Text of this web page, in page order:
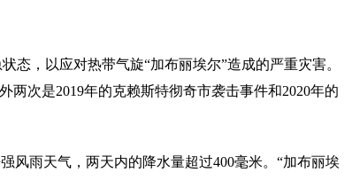
态，以应对热带气旋“加布丽埃尔”造成的严重灾害。
次是2019年的克赖斯特彻奇市袭击事件和2020年的
风雨天气，两天内的降水量超过400毫米。“加布丽埃